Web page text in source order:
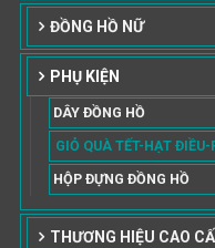
ĐỒNG HỒ NỮ
PHỤ KIỆN
DÂY ĐỒNG HỒ
GIỎ QUÀ TẾT-HẠT
HỘP ĐỰNG ĐỒNG HỒ
THƯƠNG HIỆU CAO